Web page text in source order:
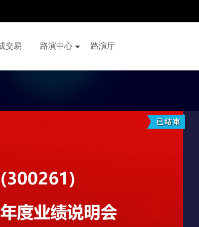
百家号 抖音号 快手号 喜马拉雅
交易 路演中心 路演厅
已结束